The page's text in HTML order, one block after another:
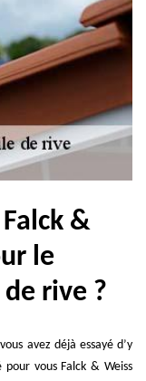
&
le
rive ?
avez déjà essayé d’y
vous Falck & Weiss